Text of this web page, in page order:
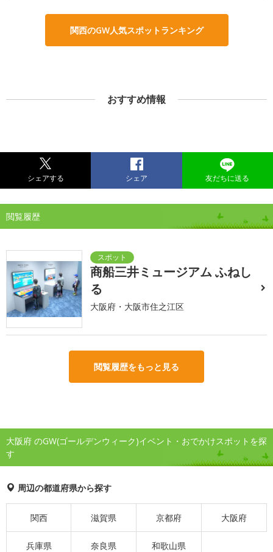
関西のGW人気スポットランキング
おすすめ情報
シェアする シェア 友だちに送る
閲覧履歴
商船三井ミュージアム ふねし
る
大阪府・大阪市住之江区
閲覧履歴をもっと見る
大阪府 のGW(ゴールデンウィーク)イベント・おでかけスポットを探
す
周辺の都道府県から探す
関西 滋賀県 京都府 大阪府
兵庫県 奈良県 和歌山県